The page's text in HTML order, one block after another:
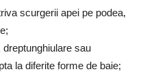
scurgerii apei pe podea,
sau
la diferite forme de baie;